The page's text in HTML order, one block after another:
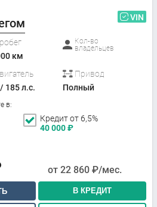
VIN
км
Кол-во
владельцев
185 л.с.
Привод
Полный
в:
Кредит от 6,5%
40 000₽
от 22 860 ₽/мес.
В КРЕДИТ